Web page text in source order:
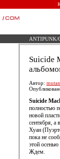
ANTIPUNK/
Suicide
Автор:
Suicide
полностью
новой
сентября, а
Хуан
пока не
этой
Ждем.